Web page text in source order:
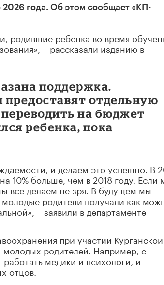
2026 года. Об этом сообщает «КП-
родившие ребенка во время
– рассказали изданию в
поддержка.
отдельную
на бюджет
ребенка, пока
и делаем это успешно. В
10% больше, чем в 2018 году. Если
все делаем не зря. В будущем мы
родители получали как
– заявили в департаменте
при участии Курганской
молодых родителей. Например, с
медики и психологи, и
отцов.